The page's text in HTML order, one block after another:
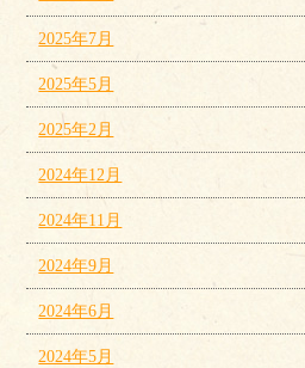
2025年7月
2025年5月
2025年2月
2024年12月
2024年11月
2024年9月
2024年6月
2024年5月